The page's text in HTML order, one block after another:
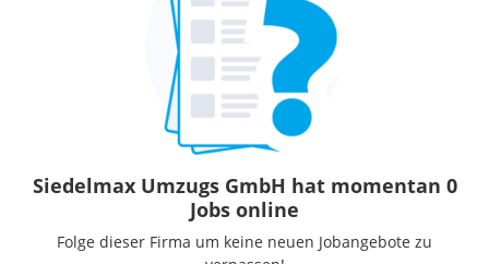
Siedelmax Umzugs GmbH hat momentan 0
Jobs online
Folge dieser Firma um keine neuen Jobangebote zu